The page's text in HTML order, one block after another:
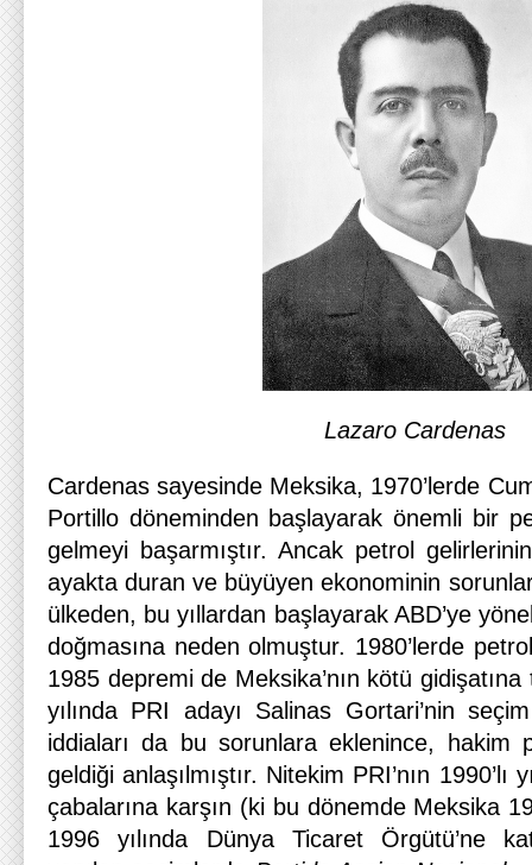
Lazaro Cardenas
Cardenas sayesinde Meksika, 1970’lerde
Portillo döneminden başlayarak önemli bir
gelmeyi başarmıştır. Ancak petrol
ayakta duran ve büyüyen ekonominin
ülkeden, bu yıllardan başlayarak ABD’ye
doğmasına neden olmuştur. 1980’lerde
1985 depremi de Meksika’nın kötü
yılında PRI adayı Salinas Gortari’nin
iddiaları da bu sorunlara eklenince, hakim
geldiği anlaşılmıştır. Nitekim PRI’nın 1990’lı
çabalarına karşın (ki bu dönemde Meksika
1996 yılında Dünya Ticaret Örgütü’ne